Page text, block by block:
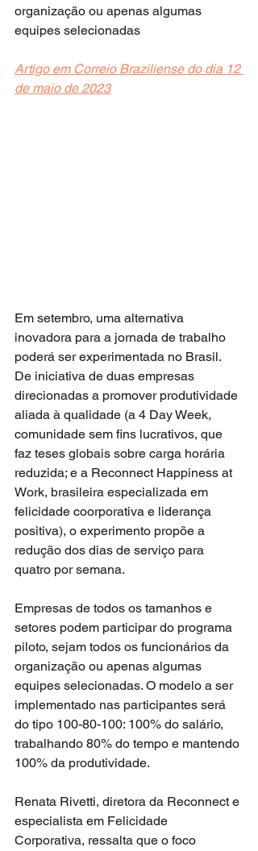
organização ou apenas algumas
equipes selecionadas
Artigo em Correio Braziliense do dia 12
de maio de 2023
Em setembro, uma alternativa
inovadora para a jornada de trabalho
poderá ser experimentada no Brasil.
De iniciativa de duas empresas
direcionadas a promover produtividade
aliada à qualidade (a 4 Day Week,
comunidade sem fins lucrativos, que
faz teses globais sobre carga horária
reduzida; e a Reconnect Happiness at
Work, brasileira especializada em
felicidade coorporativa e liderança
positiva), o experimento propõe a
redução dos dias de serviço para
quatro por semana.
Empresas de todos os tamanhos e
setores podem participar do programa
piloto, sejam todos os funcionários da
organização ou apenas algumas
equipes selecionadas. O modelo a ser
implementado nas participantes será
do tipo 100-80-100: 100% do salário,
trabalhando 80% do tempo e mantendo
100% da produtividade.
Renata Rivetti, diretora da Reconnect e
especialista em Felicidade
Corporativa, ressalta que o foco